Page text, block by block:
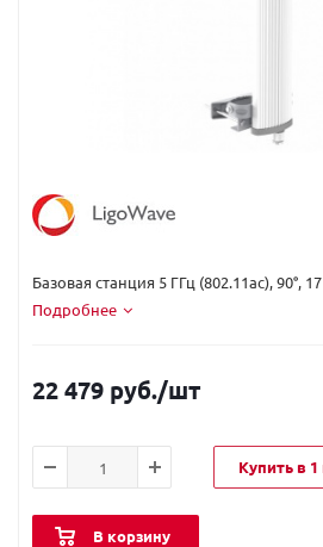
Базовая станция 5 ГГц (802.11ac), 90°,
Подробнее
22 479 руб./шт
В корзину
Купить в